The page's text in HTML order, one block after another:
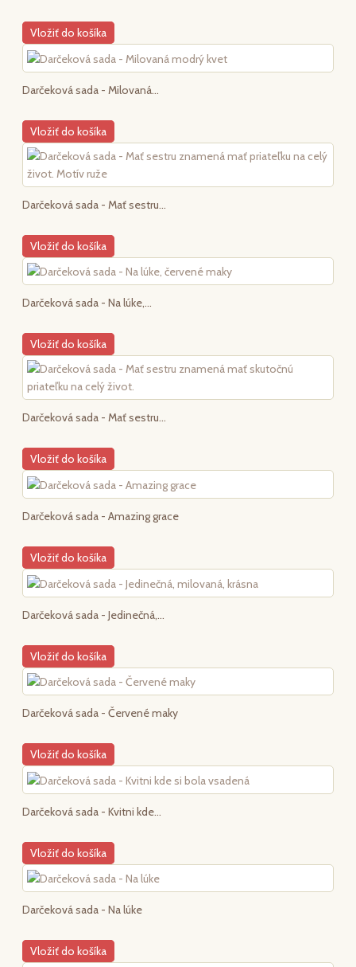
Vložiť do košíka
Darčeková sada - Milovaná...
Vložiť do košíka
Darčeková sada - Mať sestru...
Vložiť do košíka
Darčeková sada - Na lúke,...
Vložiť do košíka
Darčeková sada - Mať sestru...
Vložiť do košíka
Darčeková sada - Amazing grace
Vložiť do košíka
Darčeková sada - Jedinečná,...
Vložiť do košíka
Darčeková sada - Červené maky
Vložiť do košíka
Darčeková sada - Kvitni kde...
Vložiť do košíka
Darčeková sada - Na lúke
Vložiť do košíka